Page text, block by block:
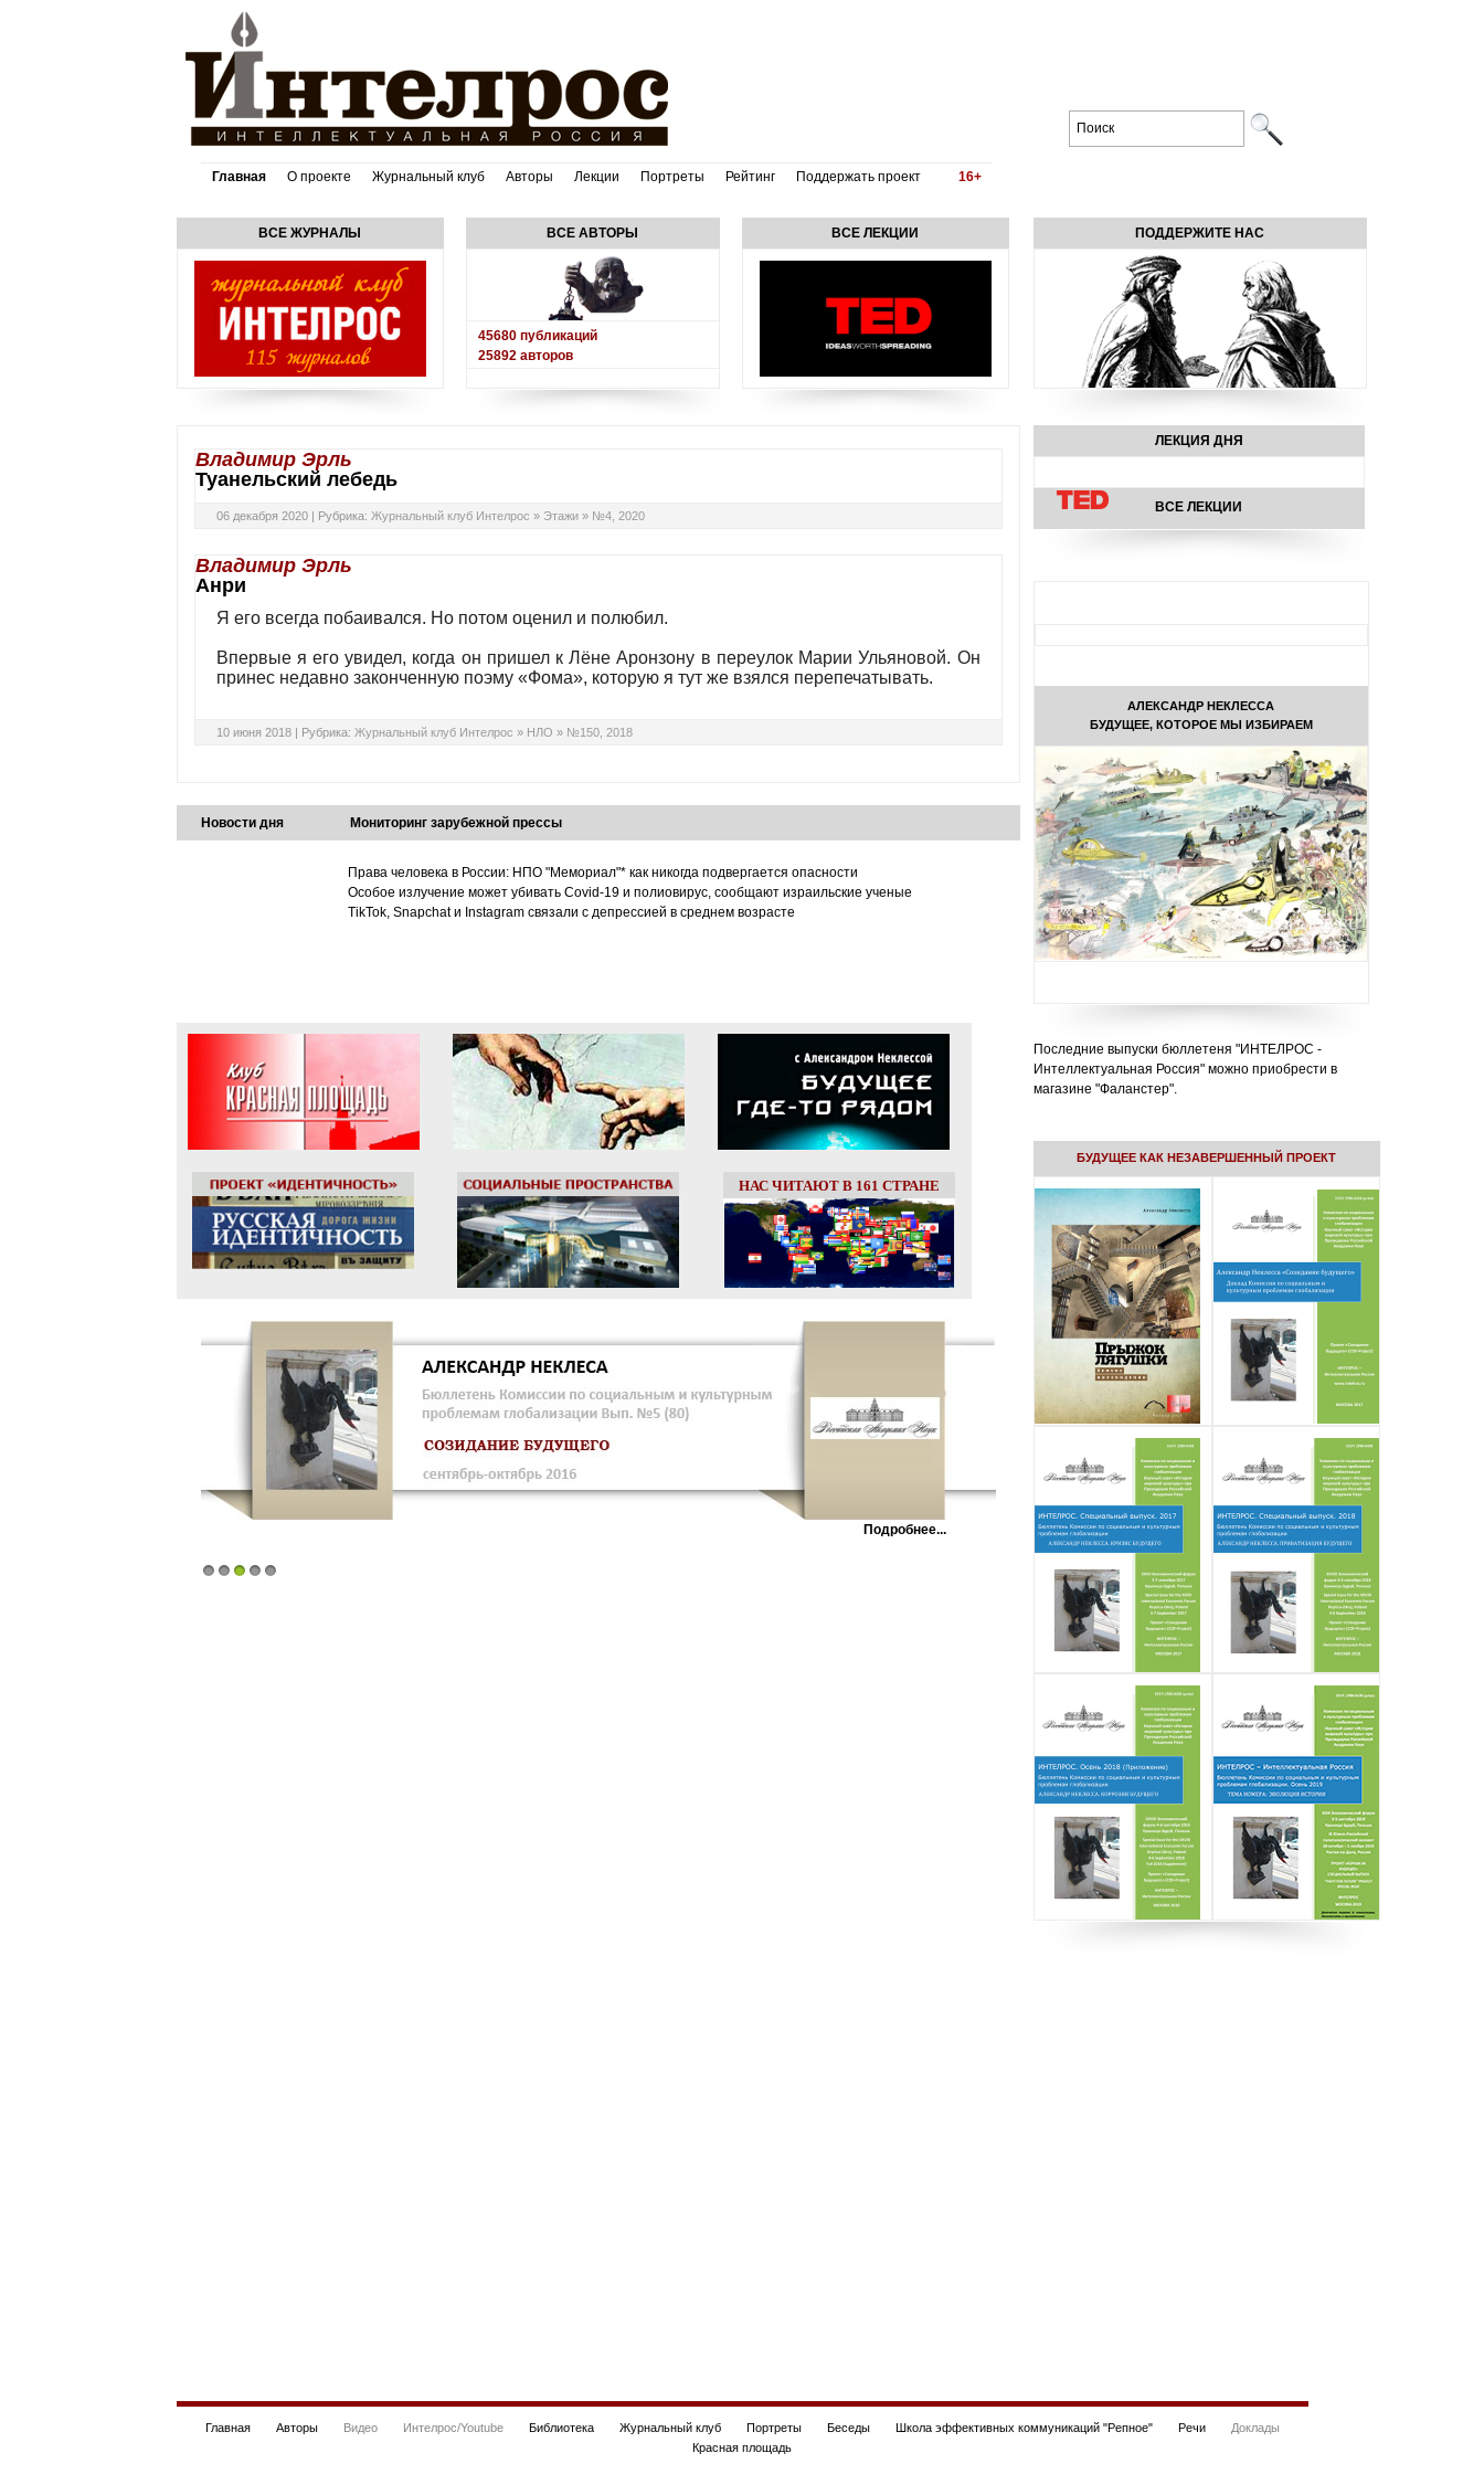
Главная О проекте Журнальный клуб Авторы Лекции Портреты Рейтинг Поддержать проект 16+
ВСЕ ЖУРНАЛЫ ВСЕ АВТОРЫ
45680публикаций
25892авторов
ВСЕ ЛЕКЦИИ
Владимир Эрль
Туанельский лебедь
06 декабря 2020 | Рубрика: Журнальный клуб Интелрос » Этажи» №4, 2020
Владимир Эрль
Анри
Я его всегда побаивался. Но потом оценил и полюбил.
Впервые я его увидел, когда он пришел к Лёне Аронзону в переулок Марии Ульяновой. Он
принес недавно законченную поэму «Фома», которую я тут же взялся перепечатывать.
10 июня 2018 | Рубрика: Журнальный клуб Интелрос » НЛО » №150, 2018
Новости дня Мониторинг зарубежной прессы
Права человека в России: НПО "Мемориал"* как никогда подвергается опасности
Особое излучение может убивать Covid-19 и полиовирус, сообщают израильские ученые
TikTok, Snapchat и Instagram связали с депрессией в среднем возрасте
НАС ЧИТАЮТ В 161 СТРАНЕ
Подробнее...
ПОДДЕРЖИТЕ НАС
ЛЕКЦИЯ ДНЯ
ВСЕ ЛЕКЦИИ
АЛЕКСАНДР НЕКЛЕССА
БУДУЩЕЕ, КОТОРОЕ МЫ ИЗБИРАЕМ
Последние выпуски бюллетеня "ИНТЕЛРОС -
Интеллектуальная Россия" можно приобрести в
магазине "Фаланстер".
БУДУЩЕЕ КАК НЕЗАВЕРШЕННЫЙ ПРОЕКТ
Главная Авторы Видео Интелрос/Youtube Библиотека Журнальный клуб Портреты Беседы Школа эффективных коммуникаций "Репное" Речи
Доклады
Красная площадь